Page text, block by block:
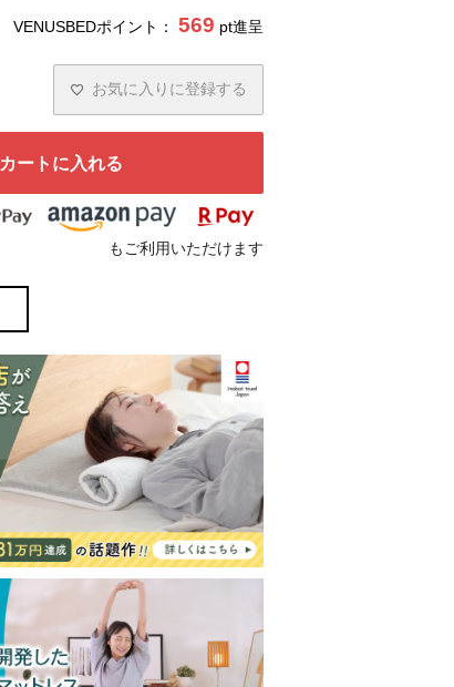
VENUSBEDポイント： 569 pt進呈
お気に入りに登録する
カートに入れる
もご利用いただけます